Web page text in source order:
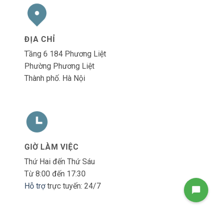
ĐỊA CHỈ
Tầng 6 184 Phương Liệt
Phường Phương Liệt
Thành phố. Hà Nội
GIỜ LÀM VIỆC
Thứ Hai đến Thứ Sáu
Từ 8:00 đến 17:30
Hỗ trợtrực tuyến: 24/7